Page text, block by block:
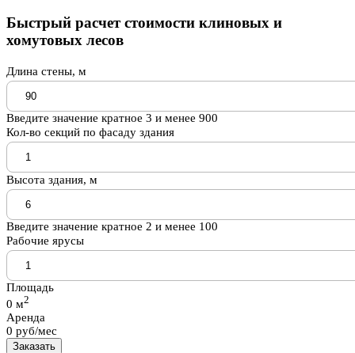
Быстрый расчет стоимости клиновых и
хомутовых лесов
Длина стены, м
Введите значение кратное 3 и менее 900
Кол-во секций по фасаду здания
Высота здания, м
Введите значение кратное 2 и менее 100
Рабочие ярусы
Площадь
0 м2
Аренда
0 руб/мес
Заказать